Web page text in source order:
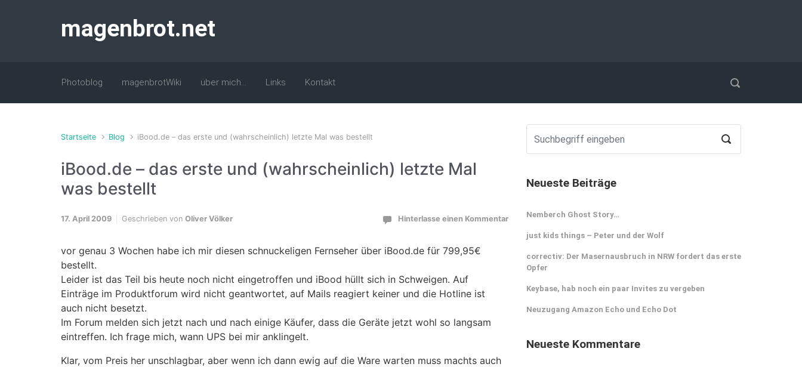
magenbrot.net
Photoblog magenbrotWiki über mich… Links Kontakt
Startseite Blog iBood.de – das erste und (wahrscheinlich) letzte Mal was bestellt
iBood.de – das erste und (wahrscheinlich) letzte Mal
was bestellt
17. April 2009 Geschrieben von Oliver Völker Hinterlasse einen Kommentar
vor genau 3 Wochen habe ich mir diesen schnuckeligen Fernseher über iBood.de für 799,95€
bestellt.
Leider ist das Teil bis heute noch nicht eingetroffen und iBood hüllt sich in Schweigen. Auf
Einträge im Produktforum wird nicht geantwortet, auf Mails reagiert keiner und die Hotline ist
auch nicht besetzt.
Im Forum melden sich jetzt nach und nach einige Käufer, dass die Geräte jetzt wohl so langsam
eintreffen. Ich frage mich, wann UPS bei mir anklingelt.
Klar, vom Preis her unschlagbar, aber wenn ich dann ewig auf die Ware warten muss machts auch
Neueste Beiträge
Nemberch Ghost Story…
just kids things – Peter und der Wolf
correctiv: Der Masernausbruch in NRW fordert das erste
Opfer
Keybase, hab noch ein paar Invites zu vergeben
Neuzugang Amazon Echo und Echo Dot
Neueste Kommentare